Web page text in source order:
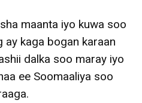
maanta iyo kuwa soo
ay kaga bogan karaan
dalka soo maray iyo
ee Soomaaliya soo